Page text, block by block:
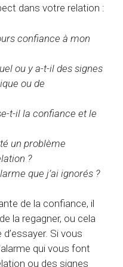
dans votre relation :
confiance à mon
ou y a-t-il des signes
ou de
t-il la confiance et le
un problème
?
que j’ai ignorés ?
de la confiance, il
la regagner, ou cela
Si vous
qui vous font
ou des signes